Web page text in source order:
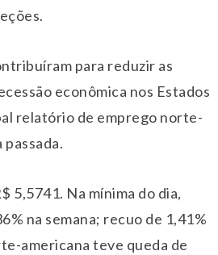
para reduzir as
econômica nos Estados
relatório de emprego norte-
5,5741. Na mínima do dia,
na semana; recuo de 1,41%
americana teve queda de